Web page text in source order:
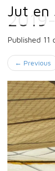
Jut en
Published 11
← Previous